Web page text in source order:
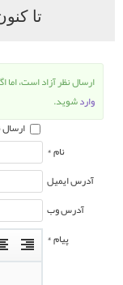
تا
ارسال نظر آزاد است، اما
واردشوید.
ارسال
نام *
آدرس ایمیل
آدرس وب
پیام *